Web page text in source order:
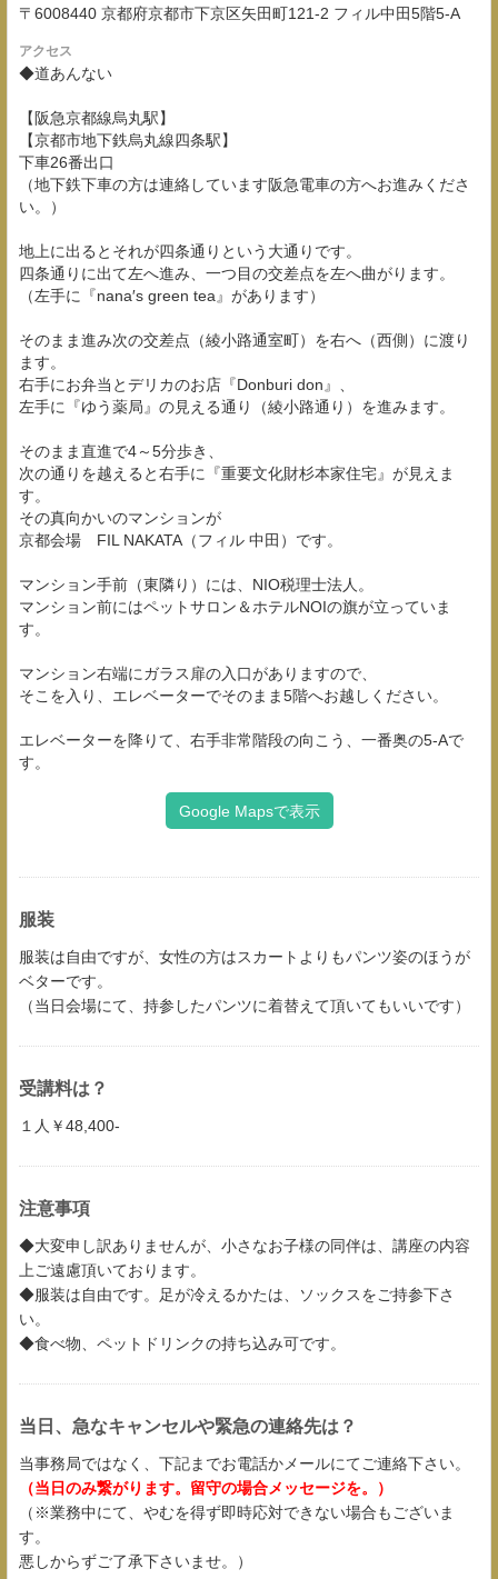
〒6008440 京都府京都市下京区矢田町121-2 フィル中田5階5-A
アクセス
◆道あんない
【阪急京都線烏丸駅】
【京都市地下鉄烏丸線四条駅】
下車26番出口
（地下鉄下車の方は連絡しています阪急電車の方へお進みくださ
い。）
地上に出るとそれが四条通りという大通りです。
四条通りに出て左へ進み、一つ目の交差点を左へ曲がります。
（左手に『nana′s green tea』があります）
そのまま進み次の交差点（綾小路通室町）を右へ（西側）に渡り
ます。
右手にお弁当とデリカのお店『Donburi don』、
左手に『ゆう薬局』の見える通り（綾小路通り）を進みます。
そのまま直進で4～5分歩き、
次の通りを越えると右手に『重要文化財杉本家住宅』が見えま
す。
その真向かいのマンションが
京都会場 FIL NAKATA（フィル 中田）です。
マンション手前（東隣り）には、NIO税理士法人。
マンション前にはペットサロン＆ホテルNOIの旗が立っていま
す。
マンション右端にガラス扉の入口がありますので、
そこを入り、エレベーターでそのまま5階へお越しください。
エレベーターを降りて、右手非常階段の向こう、一番奥の5-Aで
す。
Google Mapsで表示
服装
服装は自由ですが、女性の方はスカートよりもパンツ姿のほうが
ベターです。
（当日会場にて、持参したパンツに着替えて頂いてもいいです）
受講料は？
１人￥48,400-
注意事項
◆大変申し訳ありませんが、小さなお子様の同伴は、講座の内容
上ご遠慮頂いております。
◆服装は自由です。足が冷えるかたは、ソックスをご持参下さ
い。
◆食べ物、ペットドリンクの持ち込み可です。
当日、急なキャンセルや緊急の連絡先は？
当事務局ではなく、下記までお電話かメールにてご連絡下さい。
（当日のみ繋がります。留守の場合メッセージを。）
（※業務中にて、やむを得ず即時応対できない場合もございま
す。
悪しからずご了承下さいませ。）